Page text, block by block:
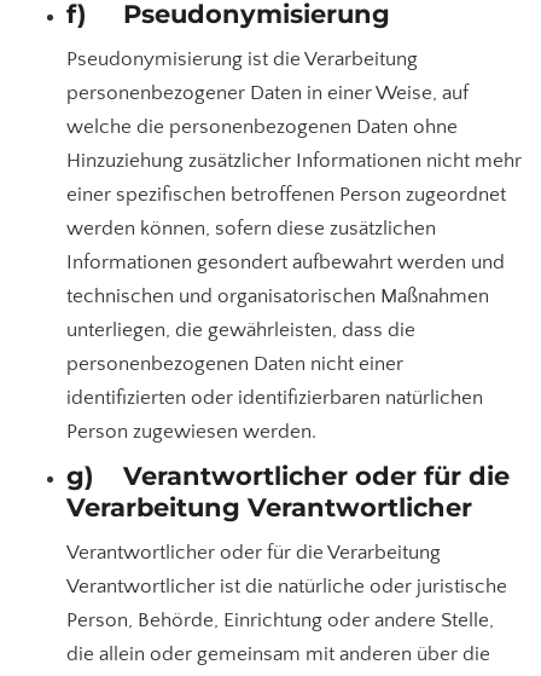
f) Pseudonymisierung
Pseudonymisierung ist die Verarbeitung
personenbezogener Daten in einer Weise, auf
welche die personenbezogenen Daten ohne
Hinzuziehung zusätzlicher Informationen nicht mehr
einer spezifischen betroffenen Person zugeordnet
werden können, sofern diese zusätzlichen
Informationen gesondert aufbewahrt werden und
technischen und organisatorischen Maßnahmen
unterliegen, die gewährleisten, dass die
personenbezogenen Daten nicht einer
identifizierten oder identifizierbaren natürlichen
Person zugewiesen werden.
g) Verantwortlicher oder für die
Verarbeitung Verantwortlicher
Verantwortlicher oder für die Verarbeitung
Verantwortlicher ist die natürliche oder juristische
Person, Behörde, Einrichtung oder andere Stelle,
die allein oder gemeinsam mit anderen über die